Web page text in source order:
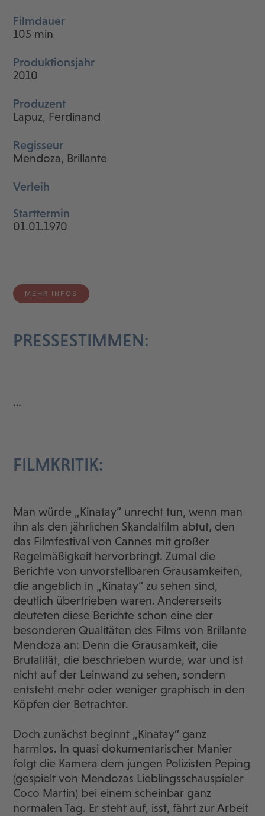
Filmdauer
105 min
Produktionsjahr
2010
Produzent
Lapuz, Ferdinand
Regisseur
Mendoza, Brillante
Verleih
Starttermin
01.01.1970
MEHR INFOS
PRESSESTIMMEN:
…
FILMKRITIK:
Man würde „Kinatay“ unrecht tun, wenn man
ihn als den jährlichen Skandalfilm abtut, den
das Filmfestival von Cannes mit großer
Regelmäßigkeit hervorbringt. Zumal die
Berichte von unvorstellbaren Grausamkeiten,
die angeblich in „Kinatay“ zu sehen sind,
deutlich übertrieben waren. Andererseits
deuteten diese Berichte schon eine der
besonderen Qualitäten des Films von Brillante
Mendoza an: Denn die Grausamkeit, die
Brutalität, die beschrieben wurde, war und ist
nicht auf der Leinwand zu sehen, sondern
entsteht mehr oder weniger graphisch in den
Köpfen der Betrachter.
Doch zunächst beginnt „Kinatay“ ganz
harmlos. In quasi dokumentarischer Manier
folgt die Kamera dem jungen Polizisten Peping
(gespielt von Mendozas Lieblingsschauspieler
Coco Martin) bei einem scheinbar ganz
normalen Tag. Er steht auf, isst, fährt zur Arbeit